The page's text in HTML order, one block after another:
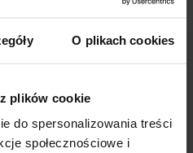
O plikach cookies
plików cookie
do spersonalizowania treści
społecznościowe i
klientów
zweryfikowano